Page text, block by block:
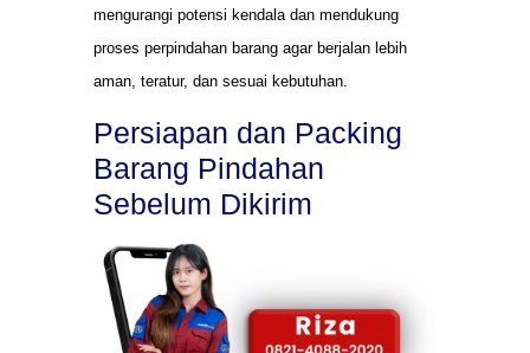
mengurangi potensi kendala dan mendukung
proses perpindahan barang agar berjalan lebih
aman, teratur, dan sesuai kebutuhan.
Persiapan dan Packing
Barang Pindahan
Sebelum Dikirim